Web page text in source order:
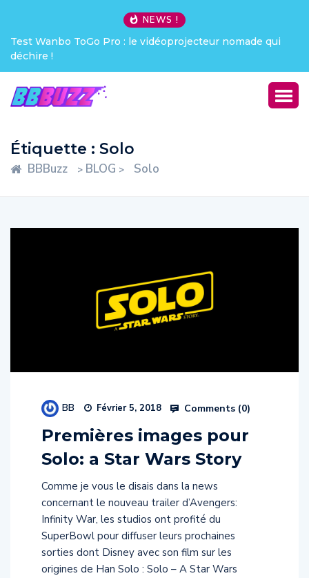
NEWS !
Test Wanbo ToGo Pro : le vidéoprojecteur nomade qui
déchire !
Étiquette : Solo
BBBuzz > BLOG > Solo
BB Février 5, 2018 Comments (0)
Premières images pour
Solo: a Star Wars Story
Comme je vous le disais dans la news
concernant le nouveau trailer d’Avengers:
Infinity War, les studios ont profité du
SuperBowl pour diffuser leurs prochaines
sorties dont Disney avec son film sur les
origines de Han Solo : Solo – A Star Wars